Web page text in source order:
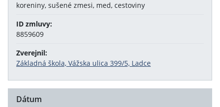
koreniny, sušené zmesi, med, cestoviny
ID zmluvy:
8859609
Zverejnil:
Základná škola, Vážska ulica 399/5, Ladce
Dátum